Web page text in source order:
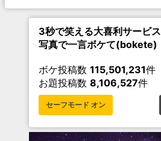
3秒で笑える大喜利サービス
写真で一言ボケて(bokete)
ボケ投稿数 115,501,231件
お題投稿数 8,106,527件
セーフモード オン